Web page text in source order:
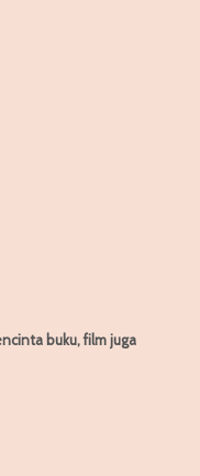
buku, film juga